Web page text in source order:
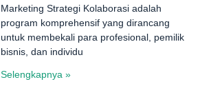
Marketing Strategi Kolaborasi adalah
program komprehensif yang dirancang
untuk membekali para profesional, pemilik
bisnis, dan individu
Selengkapnya »